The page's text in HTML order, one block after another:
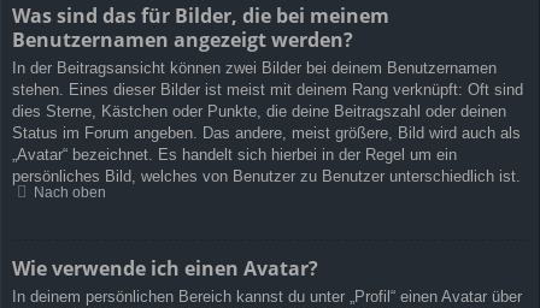
Was sind das für Bilder, die bei meinem
Benutzernamen angezeigt werden?
In der Beitragsansicht können zwei Bilder bei deinem Benutzernamen
stehen. Eines dieser Bilder ist meist mit deinem Rang verknüpft: Oft sind
dies Sterne, Kästchen oder Punkte, die deine Beitragszahl oder deinen
Status im Forum angeben. Das andere, meist größere, Bild wird auch als
„Avatar“ bezeichnet. Es handelt sich hierbei in der Regel um ein
persönliches Bild, welches von Benutzer zu Benutzer unterschiedlich ist.
Nach oben
Wie verwende ich einen Avatar?
In deinem persönlichen Bereich kannst du unter „Profil“ einen Avatar über